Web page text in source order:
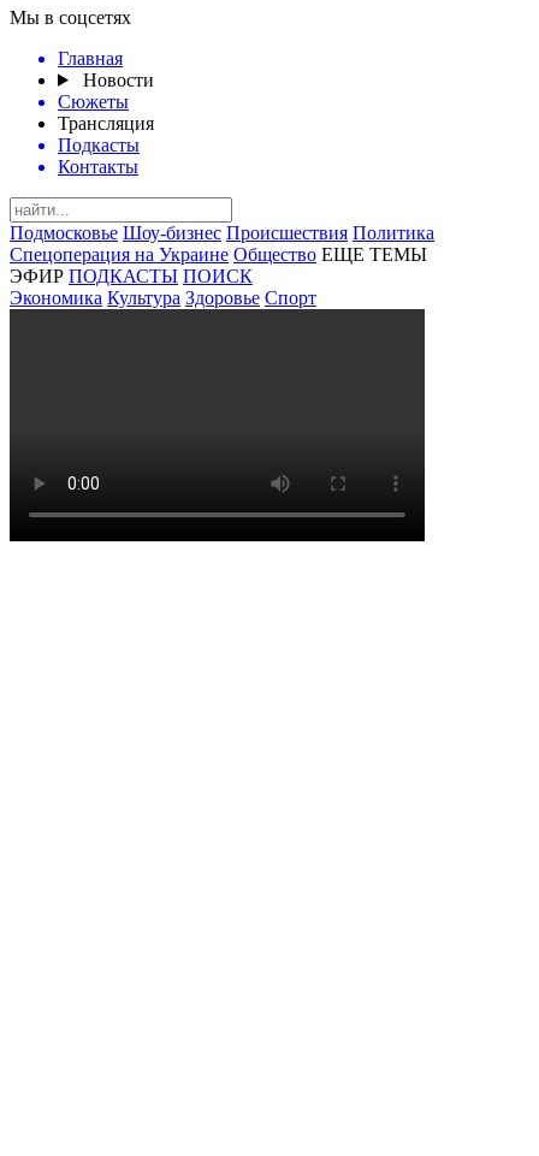
Мы в соцсетях
Главная
Новости
Сюжеты
Трансляция
Подкасты
Контакты
Подмосковье Шоу-бизнес Происшествия Политика
Спецоперация на Украине Общество ЕЩЕ ТЕМЫ
ЭФИР ПОДКАСТЫ ПОИСК
Экономика Культура Здоровье Спорт